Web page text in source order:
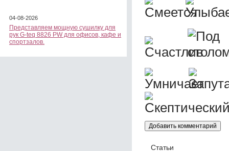
04-08-2026
Представляем мощную сушилку для
рук G-teq 8826 PW для офисов, кафе и
спортзалов.
Статьи